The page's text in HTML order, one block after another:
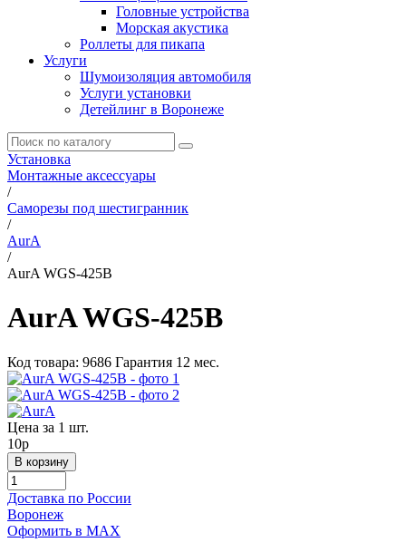
Головные устройства
Морская акустика
Роллеты для пикапа
Услуги
Шумоизоляция автомобиля
Услуги установки
Детейлинг в Воронеже
Установка
Монтажные аксессуары
/
Саморезы под шестигранник
/
AurA
/
AurA WGS-425B
AurA WGS-425B
Код товара: 9686 Гарантия 12 мес.
Цена за 1 шт.
10p
Доставка по России
Воронеж
Оформить в МАХ